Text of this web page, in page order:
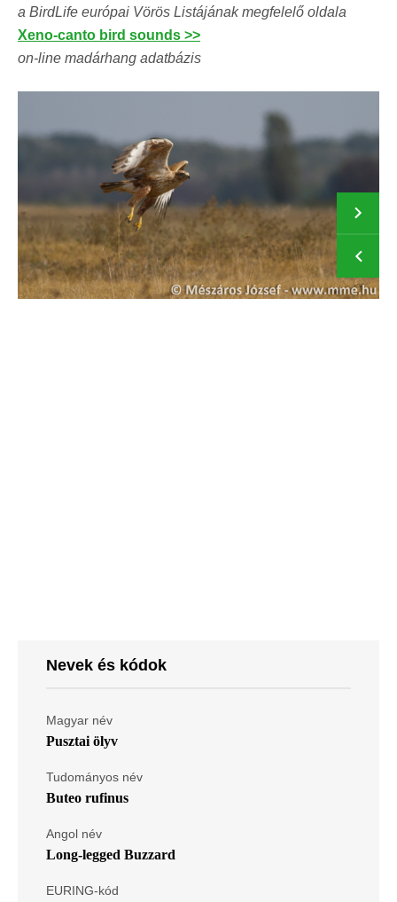
a BirdLife európai Vörös Listájának megfelelő oldala
Xeno-canto bird sounds >>
on-line madárhang adatbázis
Nevek és kódok
Magyar név
Pusztai ölyv
Tudományos név
Buteo rufinus
Angol név
Long-legged Buzzard
EURING-kód